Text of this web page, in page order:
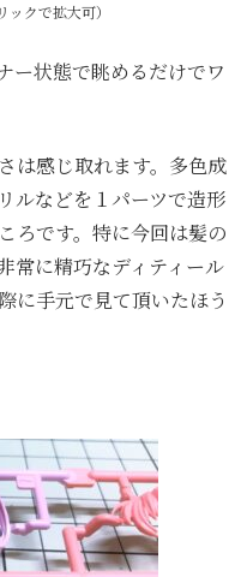
クで拡大可）
ー状態で眺めるだけでワ
は感じ取れます。多色成
ルなどを１パーツで造形
ろです。特に今回は髪の
常に精巧なディティール
に手元で見て頂いたほう